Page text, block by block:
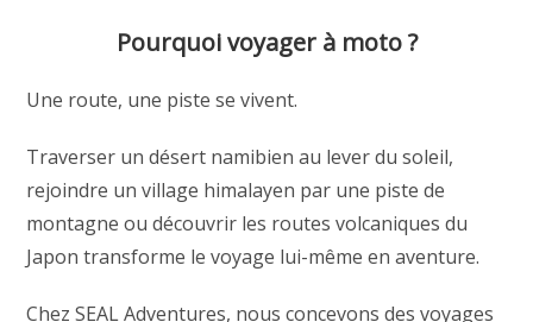
Pourquoi voyager à moto ?
Une route, une piste se vivent.
Traverser un désert namibien au lever du soleil,
rejoindre un village himalayen par une piste de
montagne ou découvrir les routes volcaniques du
Japon transforme le voyage lui-même en aventure.
Chez SEAL Adventures, nous concevons des voyages